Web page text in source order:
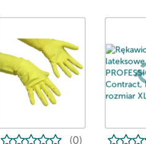
(0)